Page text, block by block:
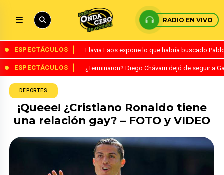
RADIO EN VIVO
ESPECTÁCULOS Flavia Laos expone lo que habría buscado
ESPECTÁCULOS ¿Terminaron? Diego Chávarri dejó de seguir a
DEPORTES
¡Queee! ¿Cristiano Ronaldo tiene
una relación gay? – FOTO y VIDEO